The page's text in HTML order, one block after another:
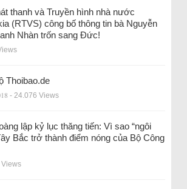
thanh và Truyền hình nhà nước
(RTVS) công bố thông tin bà Nguyễn
Nhàn trốn sang Đức!
Thoibao.de
- 24.076 Views
lập kỷ lục thăng tiến: Vì sao “ngôi
Bắc trở thành điểm nóng của Bộ Công